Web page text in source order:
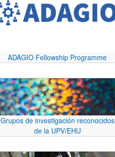
ADAGIO Fellowship Programme
Grupos de investigación reconocidos
de la UPV/EHU